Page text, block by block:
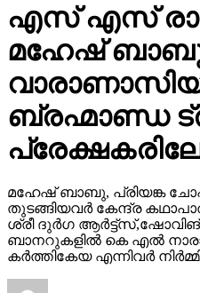
എസ് എസ്
മഹേഷ് ബാബു
ബ്രഹ്മാണ്ഡ
മഹേഷ് ബാബു, പ്രിയങ്ക
തുടങ്ങിയവർ കേന്ദ്ര
ശ്രീ ദുർഗ
ബാനറുകളിൽ കെ എൽ
കർത്തികേയ എന്നിവർ